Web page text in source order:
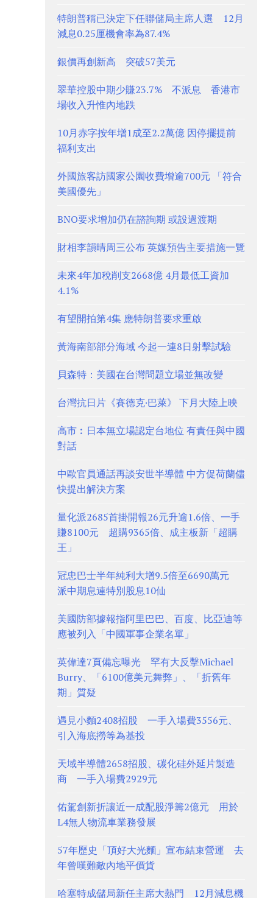
特朗普稱已決定下任聯儲局主席人選 12月
減息0.25厘機會率為87.4%
銀價再創新高 突破57美元
翠華控股中期少賺23.7% 不派息 香港市
場收入升惟內地跌
10月赤字按年增1成至2.2萬億 因停擺提前
福利支出
外國旅客訪國家公園收費增逾700元 「符合
美國優先」
BNO要求增加仍在諮詢期 或設過渡期
財相李韻晴周三公布 英媒預告主要措施一覽
未來4年加稅削支2668億 4月最低工資加
4.1%
有望開拍第4集 應特朗普要求重啟
黃海南部部分海域 今起一連8日射擊試驗
貝森特：美國在台灣問題立場並無改變
台灣抗日片《賽德克·巴萊》 下月大陸上映
高市︰日本無立場認定台地位 有責任與中國
對話
中歐官員通話再談安世半導體 中方促荷蘭儘
快提出解決方案
量化派2685首掛開報26元升逾1.6倍、一手
賺8100元 超購9365倍、成主板新「超購
王」
冠忠巴士半年純利大增9.5倍至6690萬元
派中期息連特別股息10仙
美國防部據報指阿里巴巴、百度、比亞迪等
應被列入「中國軍事企業名單」
英偉達7頁備忘曝光 罕有大反擊Michael
Burry、「6100億美元舞弊」、「折舊年
期」質疑
遇見小麵2408招股 一手入場費3556元、
引入海底撈等為基投
天域半導體2658招股、碳化硅外延片製造
商 一手入場費2929元
佑駕創新折讓近一成配股淨籌2億元 用於
L4無人物流車業務發展
57年歷史「頂好大光麵」宣布結束營運 去
年曾嘆難敵內地平價貨
哈塞特成儲局新任主席大熱門 12月減息機